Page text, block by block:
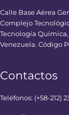
Calle Base Aérea
Complejo
Tecnología Química,
Venezuela. Código
Contactos
Teléfonos: (+58-212)